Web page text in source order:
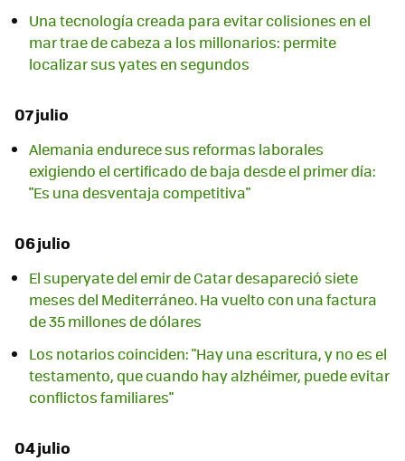
Una tecnología creada para evitar colisiones en el
mar trae de cabeza a los millonarios: permite
localizar sus yates en segundos
07 julio
Alemania endurece sus reformas laborales
exigiendo el certificado de baja desde el primer día:
"Es una desventaja competitiva"
06 julio
El superyate del emir de Catar desapareció siete
meses del Mediterráneo. Ha vuelto con una factura
de 35 millones de dólares
Los notarios coinciden: "Hay una escritura, y no es el
testamento, que cuando hay alzhéimer, puede evitar
conflictos familiares"
04 julio